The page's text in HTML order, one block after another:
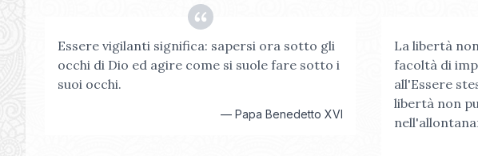
Essere vigilanti significa: sapersi ora sotto gli
occhi di Dio ed agire come si suole fare sotto i
suoi occhi.
—Papa Benedetto XVI
La libertà
facoltà di
all'Essere
libertà non